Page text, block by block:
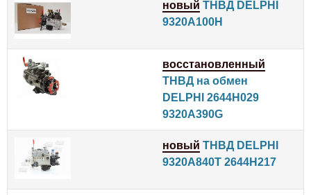
новый ТНВД DELPHI
9320A100H
восстановленный
ТНВД на обмен
DELPHI 2644H029
9320A390G
новый ТНВД DELPHI
9320A840T 2644H217